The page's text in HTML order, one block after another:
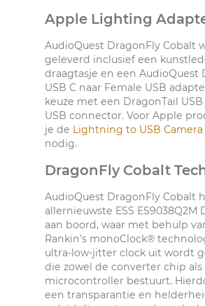
Apple Lighting
AudioQuest DragonFly Cobalt
geleverd inclusief een
draagtasje en een AudioQuest
USB C naar Female USB
keuze met een DragonTail
USB connector. Voor Apple
je de Lightning to USB
nodig.
DragonFly Cobalt
AudioQuest DragonFly Cobalt
allernieuwste ESS ES9038Q2M
aan boord, waar met behulp
Rankin’s monoClock®
ultra-low-jitter clock uit wordt
die zowel de converter chip als
microcontroller bestuurt.
een transparantie en